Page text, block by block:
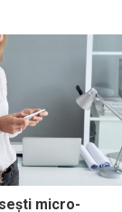
micro-